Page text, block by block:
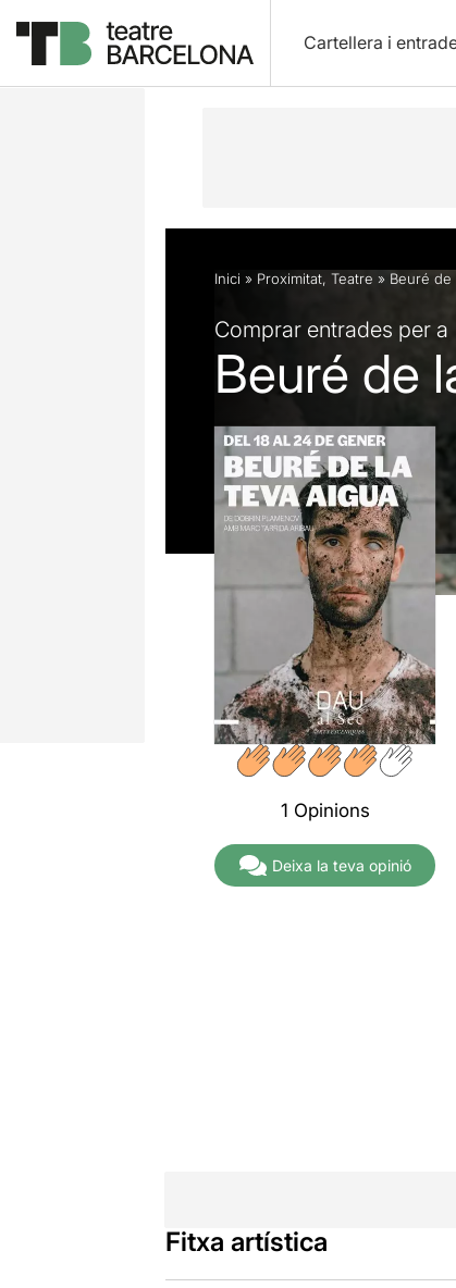
Cartellera i
Descripció Fitxa artística
Inici » Proximitat, Teatre » Beuré de
Comprar entrades per a
Beuré de
1 Opinions
Deixa la teva opinió
Fitxa artística